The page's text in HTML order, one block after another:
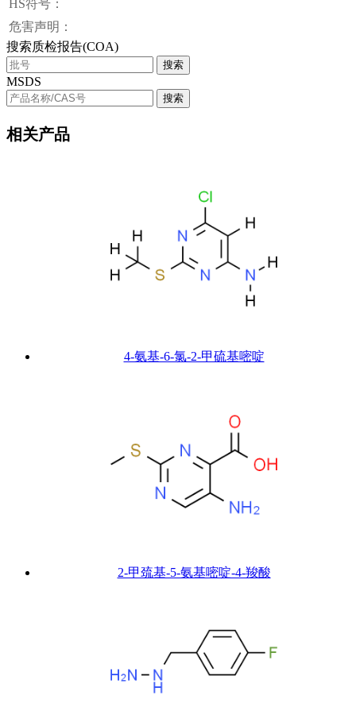
HS符号：
危害声明：
搜索质检报告(COA)
搜索
MSDS
搜索
相关产品
4-氨基-6-氯-2-甲硫基嘧啶
2-甲巯基-5-氨基嘧啶-4-羧酸